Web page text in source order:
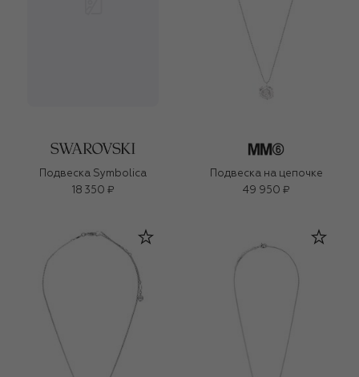
Подвеска Symbolica
18 350 ₽
Подвеска на цепочке
49 950 ₽